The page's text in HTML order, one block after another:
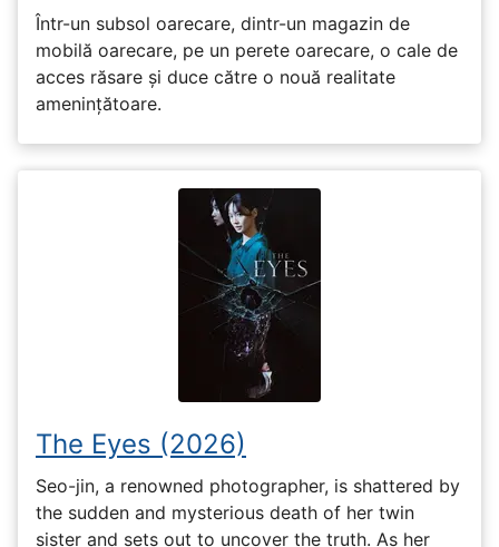
Într-un subsol oarecare, dintr-un magazin de
mobilă oarecare, pe un perete oarecare, o cale de
acces răsare și duce către o nouă realitate
amenințătoare.
The Eyes (2026)
Seo-jin, a renowned photographer, is shattered by
the sudden and mysterious death of her twin
sister and sets out to uncover the truth. As her